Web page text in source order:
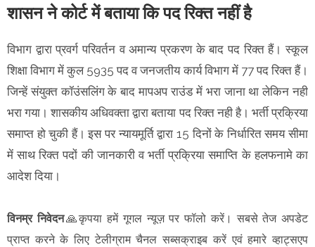
शासन ने कोर्ट में बताया कि पद रिक्त नहीं है
विभाग द्वारा प्रवर्ग परिवर्तन व अमान्य प्रकरण के बाद पद रिक्त हैं। स्कूल
शिक्षा विभाग में कुल 5935 पद व जनजतीय कार्य विभाग में 77 पद रिक्त हैं।
जिन्हें संयुक्त कॉउंसलिंग के बाद मापअप राउंड में भरा जाना था लेकिन नही
भरा गया। शासकीय अधिवक्ता द्वारा बताया पद रिक्त नही है। भर्ती प्रक्रिया
समाप्त हो चुकी हैं। इस पर न्यायमूर्ति द्वारा 15 दिनों के निर्धारित समय सीमा
में साथ रिक्त पदों की जानकारी व भर्ती प्रक्रिया समाप्ति के हलफनामे का
आदेश दिया।
विनम्र निवेदन🙏कृपया हमें गूगल न्यूज़ पर फॉलो करें। सबसे तेज अपडेट
प्राप्त करने के लिए टेलीग्राम चैनल सब्सक्राइब करें एवं हमारे व्हाट्सएप